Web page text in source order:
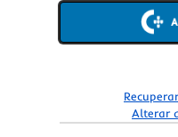
Alterar